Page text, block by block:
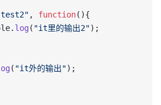
test2" , function(){
log ( "it里的输出2");
( "it外的输出");